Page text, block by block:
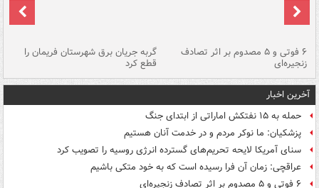
۶ فوتی و ۵ مصدوم بر اثر تصادف
زنجیره‌ای
گربه جریان برق شهرستان فریمان را
قطع کرد
آخرین اخبار
حمله به ۱۵ نفتکش‌ اماراتی از ابتدای جنگ
پزشکیان: ما نوکر مردم و در خدمت آنان هستیم
سنای آمریکا لایحه تحریم‌های گسترده انرژی روسیه را تصویب کرد
عراقچی: زمان آن فرا رسیده است که به خود متکی باشیم
۶ فوتی و ۵ مصدوم بر اثر تصادف زنجیره‌ای